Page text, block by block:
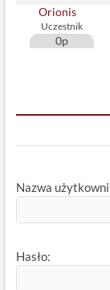
Orionis
Uczestnik
0p
Nazwa
Hasło: